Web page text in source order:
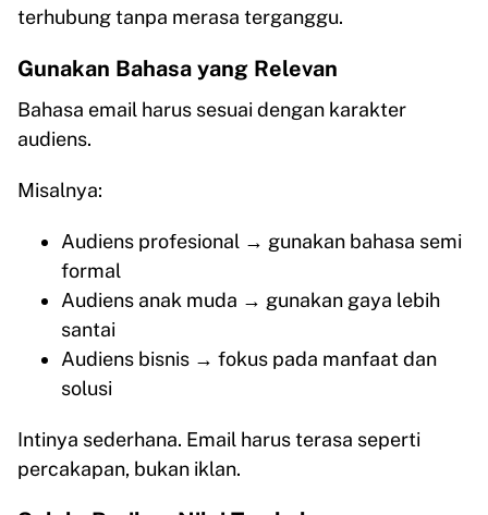
terhubung tanpa merasa terganggu.
Gunakan Bahasa yang Relevan
Bahasa email harus sesuai dengan karakter
audiens.
Misalnya:
Audiens profesional → gunakan bahasa semi
formal
Audiens anak muda → gunakan gaya lebih
santai
Audiens bisnis → fokus pada manfaat dan
solusi
Intinya sederhana. Email harus terasa seperti
percakapan, bukan iklan.